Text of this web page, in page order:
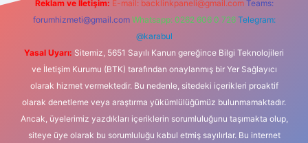
Reklam ve İletişim: E-mail: backlinkpaneli@gmail.com Teams:
forumhizmeti@gmail.com Whatsapp: 0262 606 0 726 Telegram:
@karabul
Yasal Uyarı: Sitemiz, 5651 Sayılı Kanun gereğince Bilgi Teknolojileri
ve İletişim Kurumu (BTK) tarafından onaylanmış bir Yer Sağlayıcı
olarak hizmet vermektedir. Bu nedenle, sitedeki içerikleri proaktif
olarak denetleme veya araştırma yükümlülüğümüz bulunmamaktadır.
Ancak, üyelerimiz yazdıkları içeriklerin sorumluluğunu taşımakta olup,
siteye üye olarak bu sorumluluğu kabul etmiş sayılırlar. Bu internet